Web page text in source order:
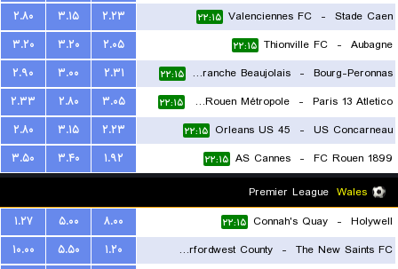
Stade Caen
-
Valenciennes FC ۲۲:۱۵ ۲.۲۳ ۳.۱۵
۲.۸۰
Aubagne
-
Thionville FC ۲۲:۱۵ ۲.۰۵ ۳.۲۰
۳.۲۰
Bourg-Peronnas
-
FC Villefranche Beaujolais ۲۲:۱۵ ۲.۳۱ ۳.۰۰
۲.۹۰
Paris 13 Atletico
-
US Quevilly-Rouen Métropole ۲۲:۱۵ ۳.۰۵ ۲.۸۰
۲.۳۳
US Concarneau
-
Orleans US 45 ۲۲:۱۵ ۲.۲۳ ۳.۱۵
۲.۸۰
FC Rouen 1899
-
AS Cannes ۲۲:۱۵ ۱.۹۲ ۳.۴۰
۳.۵۰
Wales
Holywell
-
Connah's Quay ۲۲:۱۵ ۸.۰۰ ۵.۰۰
۱.۲۷
The New Saints FC
-
Haverfordwest County ۱.۲۰ ۵.۵۰
۱۰.۰۰